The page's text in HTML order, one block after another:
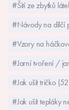
#Šití ze zbytků
#Návody na dílčí
#Vzory na
#Jarní tvoření /
#Jak ušít tričko
#Jak ušít tepláky